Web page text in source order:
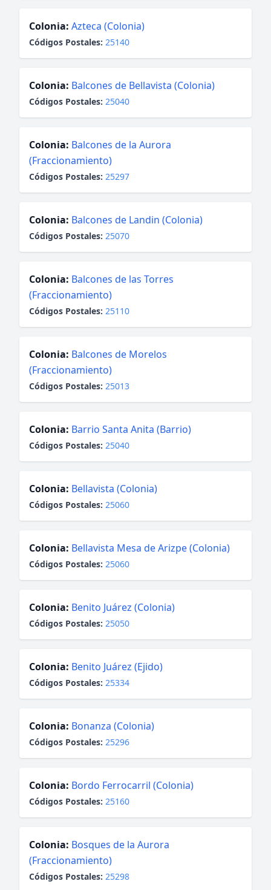
Colonia: Azteca (Colonia)
Códigos Postales: 25140
Colonia: Balcones de Bellavista (Colonia)
Códigos Postales: 25040
Colonia: Balcones de la Aurora
(Fraccionamiento)
Códigos Postales: 25297
Colonia: Balcones de Landin (Colonia)
Códigos Postales: 25070
Colonia: Balcones de las Torres
(Fraccionamiento)
Códigos Postales: 25110
Colonia: Balcones de Morelos
(Fraccionamiento)
Códigos Postales: 25013
Colonia: Barrio Santa Anita (Barrio)
Códigos Postales: 25040
Colonia: Bellavista (Colonia)
Códigos Postales: 25060
Colonia: Bellavista Mesa de Arizpe (Colonia)
Códigos Postales: 25060
Colonia: Benito Juárez (Colonia)
Códigos Postales: 25050
Colonia: Benito Juárez (Ejido)
Códigos Postales: 25334
Colonia: Bonanza (Colonia)
Códigos Postales: 25296
Colonia: Bordo Ferrocarril (Colonia)
Códigos Postales: 25160
Colonia: Bosques de la Aurora
(Fraccionamiento)
Códigos Postales: 25298